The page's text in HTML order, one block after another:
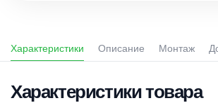
Характеристики Описание Монтаж
Характеристики товара